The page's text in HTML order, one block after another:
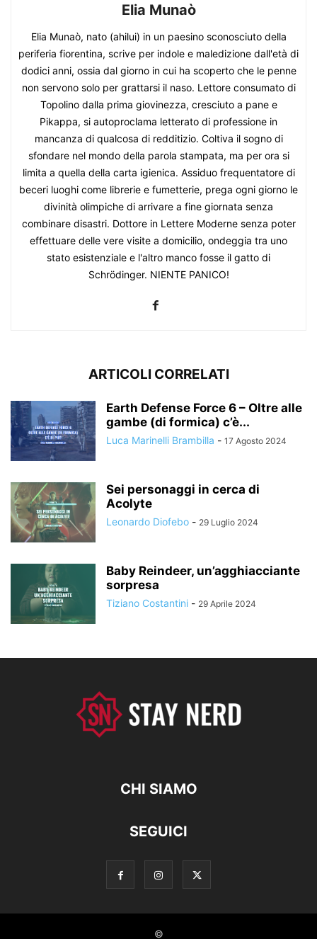
Elia Munaò
Elia Munaò, nato (ahilui) in un paesino sconosciuto della
periferia fiorentina, scrive per indole e maledizione dall'età di
dodici anni, ossia dal giorno in cui ha scoperto che le penne
non servono solo per grattarsi il naso. Lettore consumato di
Topolino dalla prima giovinezza, cresciuto a pane e
Pikappa, si autoproclama letterato di professione in
mancanza di qualcosa di redditizio. Coltiva il sogno di
sfondare nel mondo della parola stampata, ma per ora si
limita a quella della carta igienica. Assiduo frequentatore di
beceri luoghi come librerie e fumetterie, prega ogni giorno le
divinità olimpiche di arrivare a fine giornata senza
combinare disastri. Dottore in Lettere Moderne senza poter
effettuare delle vere visite a domicilio, ondeggia tra uno
stato esistenziale e l'altro manco fosse il gatto di
Schrödinger. NIENTE PANICO!
ARTICOLI CORRELATI
Earth Defense Force 6 – Oltre alle
gambe (di formica) c’è...
Luca Marinelli Brambilla - 17 Agosto 2024
Sei personaggi in cerca di
Acolyte
Leonardo Diofebo - 29 Luglio 2024
Baby Reindeer, un’agghiacciante
sorpresa
Tiziano Costantini - 29 Aprile 2024
CHI SIAMO
SEGUICI
©